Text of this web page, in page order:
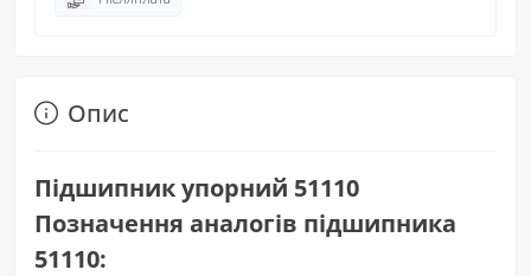
Опис
Підшипник упорний 51110
Позначення аналогів підшипника
51110: